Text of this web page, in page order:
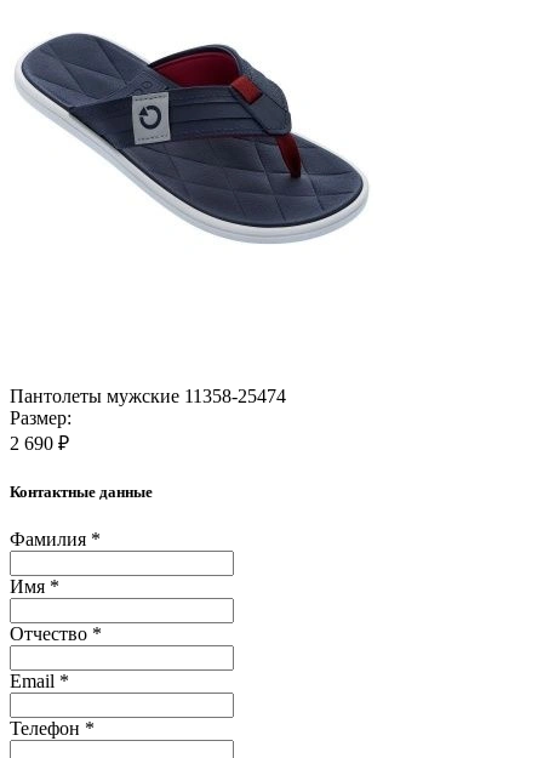
Пантолеты мужские 11358-25474
Размер:
2 690 ₽
Контактные данные
Фамилия *
Имя *
Отчество *
Email *
Телефон *